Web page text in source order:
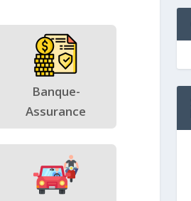
Banque-
Assurance